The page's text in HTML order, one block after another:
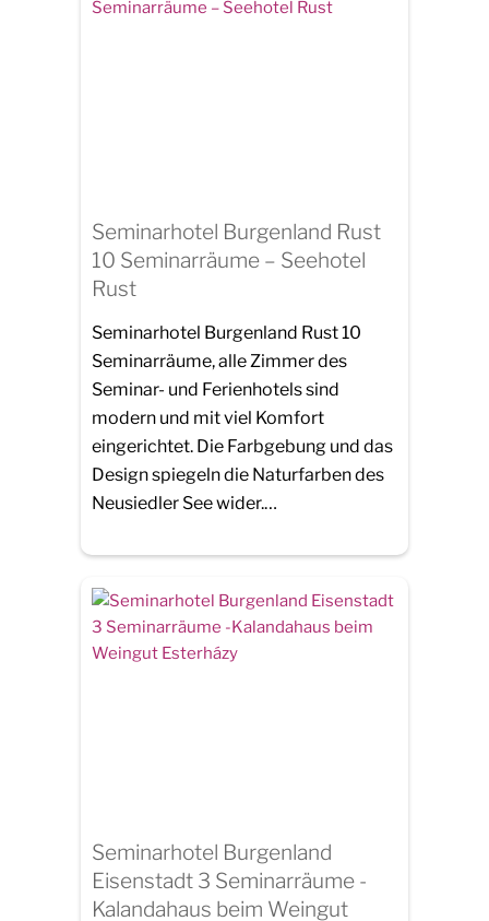
Seminarhotel Burgenland Rust
10 Seminarräume – Seehotel
Rust
Seminarhotel Burgenland Rust 10
Seminarräume, alle Zimmer des
Seminar- und Ferienhotels sind
modern und mit viel Komfort
eingerichtet. Die Farbgebung und das
Design spiegeln die Naturfarben des
Neusiedler See wider.…
Seminarhotel Burgenland
Eisenstadt 3 Seminarräume -
Kalandahaus beim Weingut